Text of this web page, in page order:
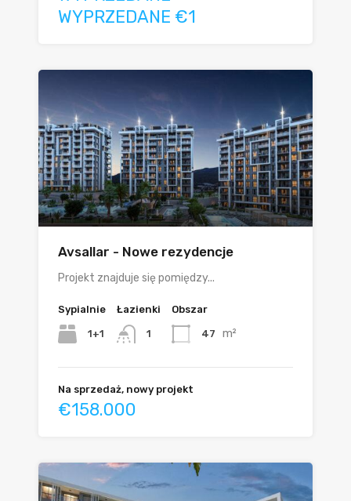
WYPRZEDANE €1
Avsallar - Nowe rezydencje
Projekt znajduje się pomiędzy...
Sypialnie
1+1
Łazienki
1
Obszar
47 m²
Na sprzedaż, nowy projekt
€158.000